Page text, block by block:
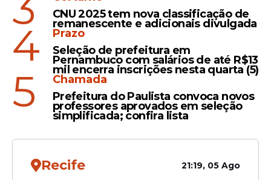
Evento
Recife recebe 4ª edição do
Dia do Católico com missa,
shows e entrada gratuita
Religião
em evento católico em
CNU 2025 tem nova classificação de
remanescente e adicionais divulgada
4
Prazo
Seleção de prefeitura em
Pernambuco com salários de até R$13
mil encerra inscrições nesta quarta (5)
5
Chamada
Prefeitura do Paulista convoca novos
professores aprovados em seleção
simplificada; confira lista
Recife 21:19, 05 Ago